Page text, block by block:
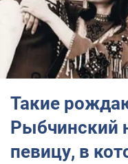
Такие
Рыбчинский
певицу, в